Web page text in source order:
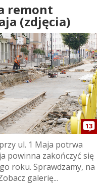
remont
(zdjęcia)
13
ul. 1 Maja potrwa
powinna zakończyć się
roku. Sprawdzamy, na
galerię...